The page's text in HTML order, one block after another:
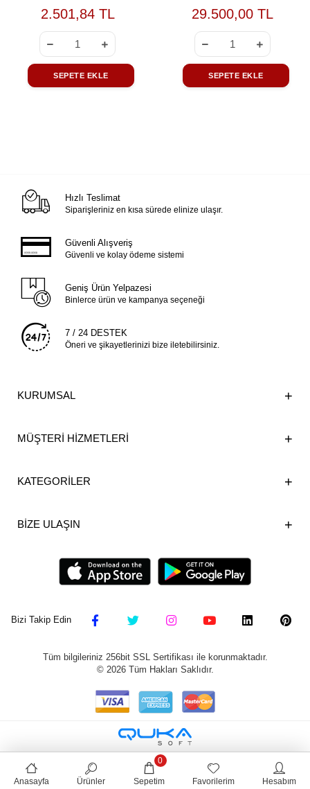
2.501,84 TL
SEPETE EKLE
29.500,00 TL
SEPETE EKLE
Hızlı Teslimat
Siparişleriniz en kısa sürede elinize ulaşır.
Güvenli Alışveriş
Güvenli ve kolay ödeme sistemi
Geniş Ürün Yelpazesi
Binlerce ürün ve kampanya seçeneği
7 / 24 DESTEK
Öneri ve şikayetlerinizi bize iletebilirsiniz.
KURUMSAL
MÜŞTERİ HİZMETLERİ
KATEGORİLER
BİZE ULAŞIN
Bizi Takip Edin
Tüm bilgileriniz 256bit SSL Sertifikası ile korunmaktadır.
© 2026Tüm Hakları Saklıdır.
Anasayfa Ürünler Sepetim
0
Favorilerim Hesabım